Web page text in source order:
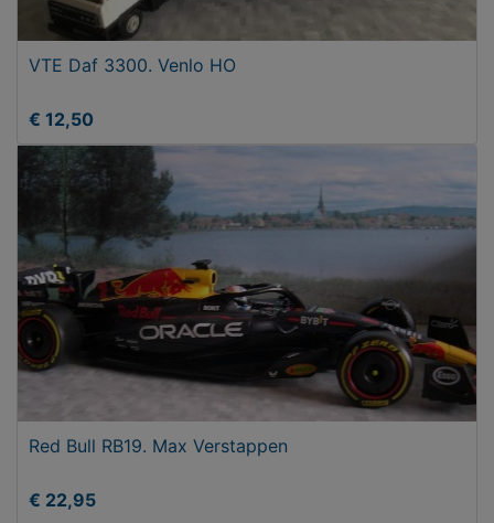
VTE Daf 3300. Venlo HO
€ 12,50
Red Bull RB19. Max Verstappen
€ 22,95